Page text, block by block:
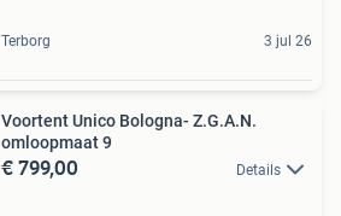
Terborg 3 jul 26
Voortent Unico Bologna- Z.G.A.N.
omloopmaat 9
€ 799,00 Details